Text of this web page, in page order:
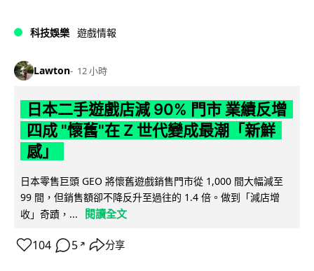
科技娛樂 遊戲情報
Lawton 12 小時
日本二手遊戲店減 90% 門市 業績反增
四成 "懷舊"在 Z 世代變成最潮「新鮮
感」
日本零售巨頭 GEO 將懷舊遊戲銷售門市從 1,000 間大幅減至
99 間，但銷售額卻不降反升至過往的 1.4 倍。做到「減店增
收」奇蹟，...
閱讀全文
104 5 ↗ 分享